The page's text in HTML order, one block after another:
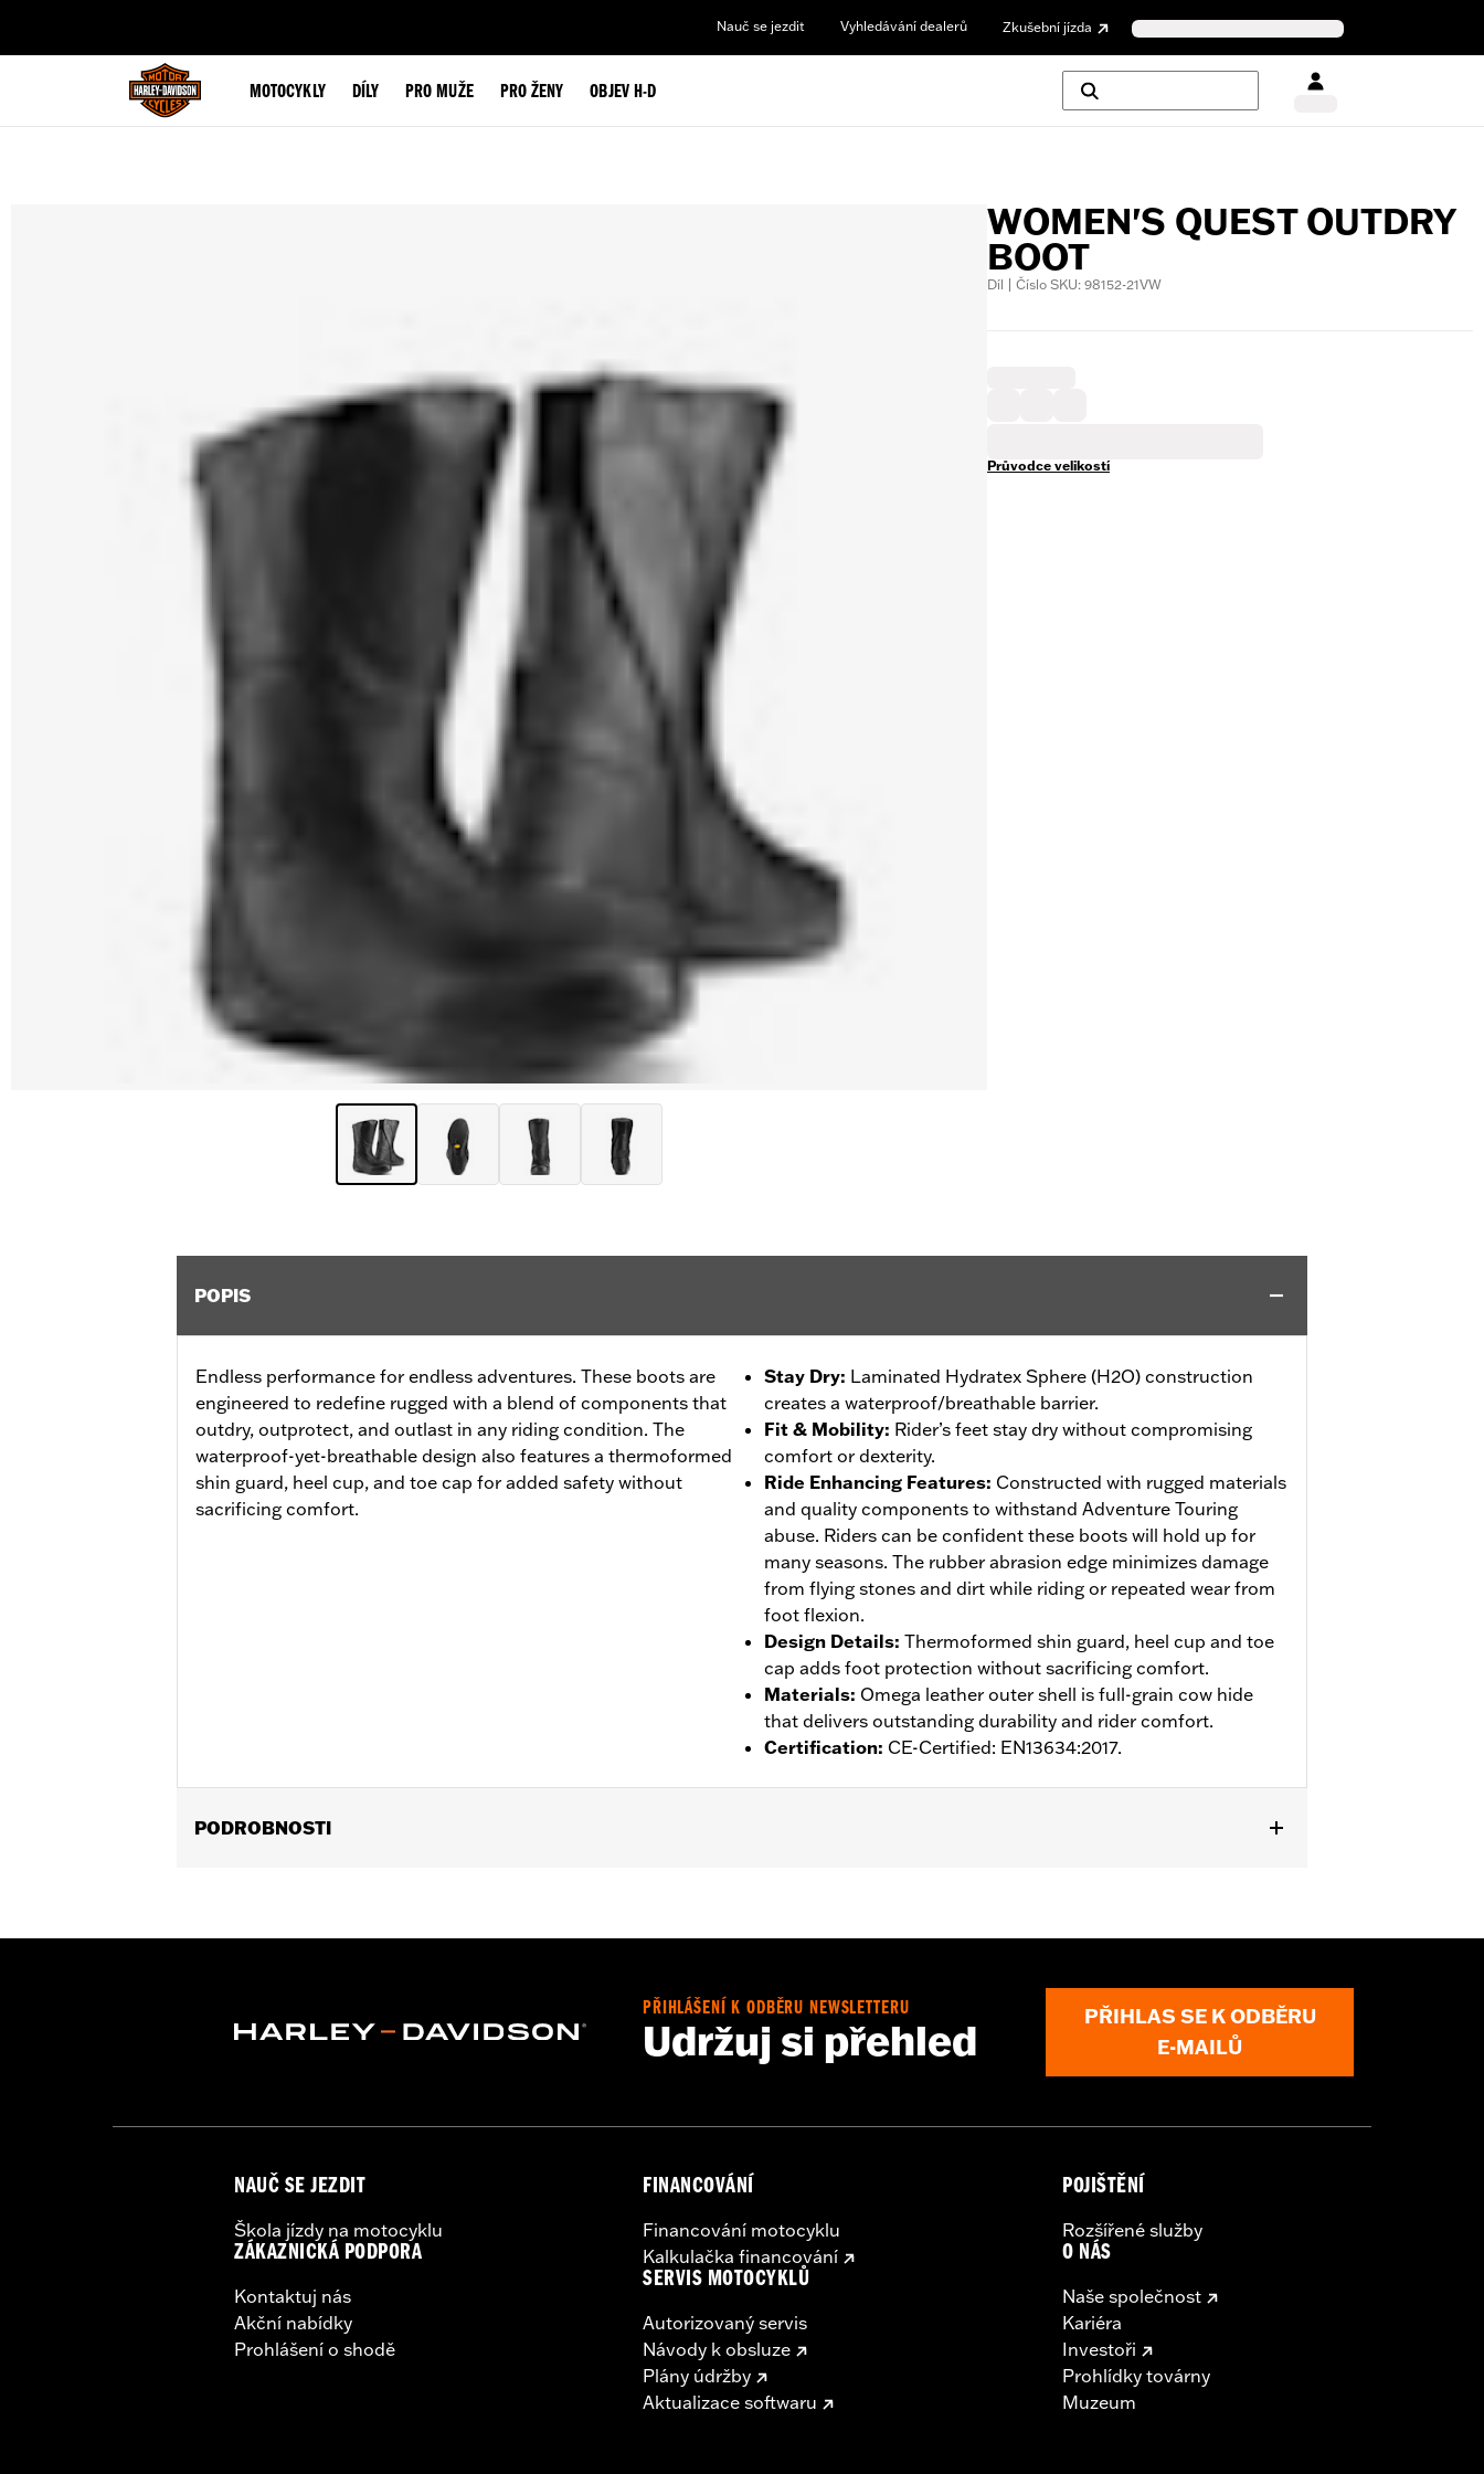
Nauč se jezdit Vyhledávání dealerů Zkušební jízda
MOTOCYKLY DÍLY PRO MUŽE PRO ŽENY OBJEV H-D
WOMEN'S QUEST OUTDRY
BOOT
Díl | Číslo SKU: 98152-21VW
Průvodce velikostí
POPIS
Endless performance for endless adventures. These boots are
engineered to redefine rugged with a blend of components that
outdry, outprotect, and outlast in any riding condition. The
waterproof-yet-breathable design also features a thermoformed
shin guard, heel cup, and toe cap for added safety without
sacrificing comfort.
Stay Dry: Laminated Hydratex Sphere (H2O) construction
creates a waterproof/breathable barrier.
Fit & Mobility: Rider’s feet stay dry without compromising
comfort or dexterity.
Ride Enhancing Features: Constructed with rugged materials
and quality components to withstand Adventure Touring
abuse. Riders can be confident these boots will hold up for
many seasons. The rubber abrasion edge minimizes damage
from flying stones and dirt while riding or repeated wear from
foot flexion.
Design Details: Thermoformed shin guard, heel cup and toe
cap adds foot protection without sacrificing comfort.
Materials: Omega leather outer shell is full-grain cow hide
that delivers outstanding durability and rider comfort.
Certification: CE-Certified: EN13634:2017.
PODROBNOSTI
Functional Features:Waterproof,Breathable
PŘIHLÁŠENÍ K ODBĚRU NEWSLETTERU
Udržuj si přehled
PŘIHLAS SE K ODBĚRU
E-MAILŮ
NAUČ SE JEZDIT
Škola jízdy na motocyklu
ZÁKAZNICKÁ PODPORA
Kontaktuj nás
Akční nabídky
Prohlášení o shodě
FINANCOVÁNÍ
Financování motocyklu
Kalkulačka financování
SERVIS MOTOCYKLŮ
Autorizovaný servis
Návody k obsluze
Plány údržby
Aktualizace softwaru
POJIŠTĚNÍ
Rozšířené služby
O NÁS
Naše společnost
Kariéra
Investoři
Prohlídky továrny
Muzeum